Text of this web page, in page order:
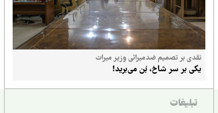
نقدی بر تصمیم ضدمیراثی وزیر میراث
یکی بر سر شاخ، بُن می‌برید!
تبلیغات